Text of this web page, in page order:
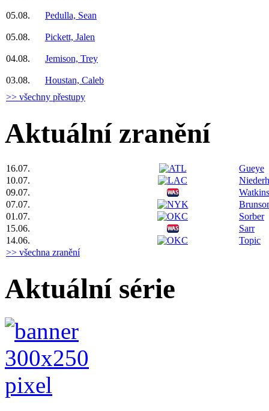
05.08. Pedulla, Sean
05.08. Pickett, Jalen
04.08. Jemison, Trey
03.08.
Houstan, Caleb
>> všechny přestupy
Aktuální zranění
16.07.
Gueye
10.07.
09.07.
Watkins
07.07.
01.07.
Sorber
15.06.
Sarr
14.06.
Topic
>> všechna zranění
Aktuální série